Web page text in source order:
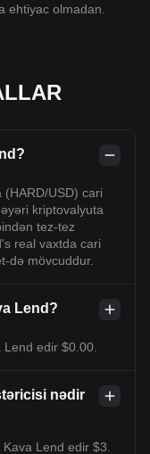
ehtiyac olmadan.
(HARD/USD) cari
kriptovalyuta
tez-tez
real vaxtda cari
də mövcuddur.
Lend?
edir $0.00.
nədir
Lend edir $3.